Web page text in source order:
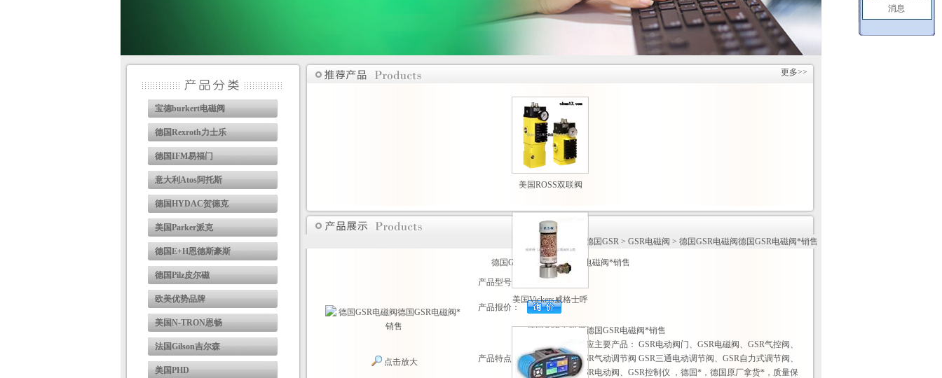
宝德burkert电磁阀
德国Rexroth力士乐
德国IFM易福门
意大利Atos阿托斯
德国HYDAC贺德克
美国Parker派克
德国E+H恩德斯豪斯
德国Pilz皮尔磁
欧美优势品牌
美国N-TRON恩畅
法国Gilson吉尔森
美国PHD
更多>>
美国ROSS双联阀
卖
美国Vickers威格士呼
吸过滤器现货供应
>产品展示 德国GSR > GSR电磁阀 > 德国GSR电磁阀德国GSR电磁阀*销售
德国GSR电磁阀德国GSR电磁阀*销售
点击放大
产品型号：
产品报价：
产品特点：
德国GSR电磁阀德国GSR电磁阀*销售
广联公司专业供应主要产品： GSR电动阀门、GSR电磁阀、GSR气控阀、
GSR调节阀、GSR气动调节阀 GSR三通电动调节阀、GSR自力式调节阀、
GSR气动阀、GSR电动阀、GSR控制仪 ，德国*，德国原厂拿货*，质量保